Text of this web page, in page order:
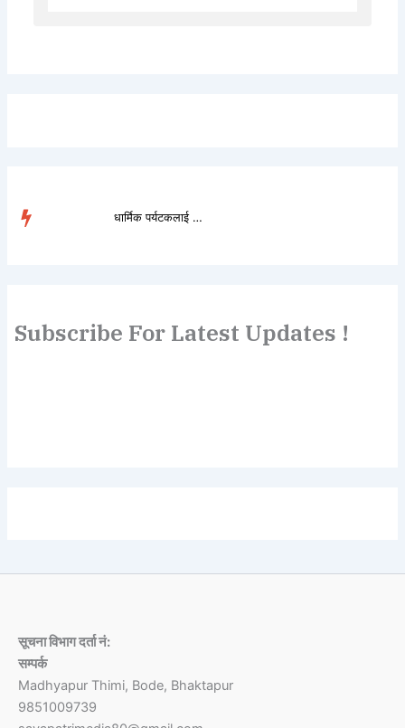
धार्मिक पर्यटकलाई लोभ�...
Subscribe For Latest Updates !
सूचना विभाग दर्ता नं:
सम्पर्क
Madhyapur Thimi, Bode, Bhaktapur
9851009739